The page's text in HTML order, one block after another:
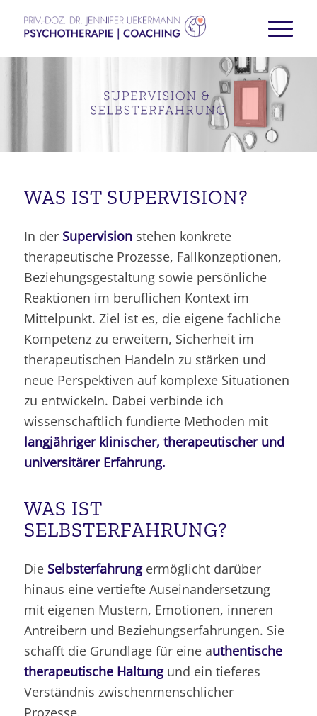
WAS IST SUPERVISION?
In der Supervisionstehen konkrete
therapeutische Prozesse, Fallkonzeptionen,
Beziehungsgestaltung sowie persönliche
Reaktionen im beruflichen Kontext im
Mittelpunkt. Ziel ist es, die eigene fachliche
Kompetenz zu erweitern, Sicherheit im
therapeutischen Handeln zu stärken und
neue Perspektiven auf komplexe Situationen
zu entwickeln. Dabei verbinde ich
wissenschaftlich fundierte Methoden mit
langjähriger klinischer, therapeutischer und
universitärer Erfahrung.
WAS IST
SELBSTERFAHRUNG?
Die Selbsterfahrungermöglicht darüber
hinaus eine vertiefte Auseinandersetzung
mit eigenen Mustern, Emotionen, inneren
Antreibern und Beziehungserfahrungen. Sie
schafft die Grundlage für eine authentische
therapeutische Haltungund ein tieferes
Verständnis zwischenmenschlicher
Prozesse.